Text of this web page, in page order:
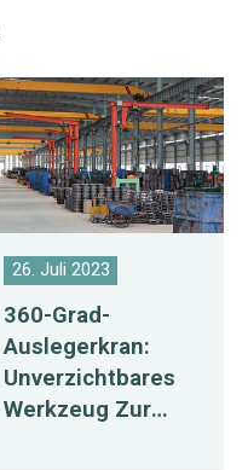
26. Juli 2023
360-Grad-
Auslegerkran:
Unverzichtbares
Werkzeug Zur